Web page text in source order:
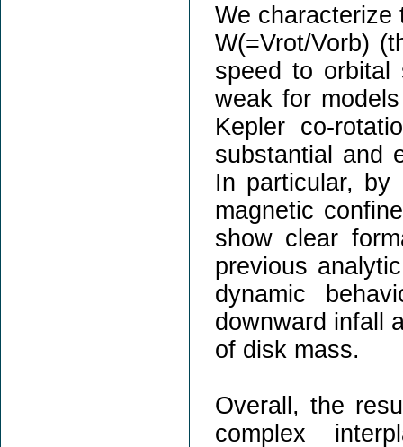
We characterize
W(=Vrot/Vorb)
speed to orbital
weak for
Kepler co-
substantial and
In particular, by
magnetic
show clear
previous
dynamic
downward infall
of disk mass.
Overall, the
complex